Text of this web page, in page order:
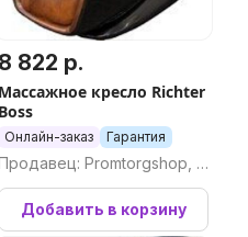
8 822 р.
Массажное кресло Richter
Boss
Онлайн-заказ Гарантия
Promtorgshop, П
ромторгшоп
Добавить в корзину